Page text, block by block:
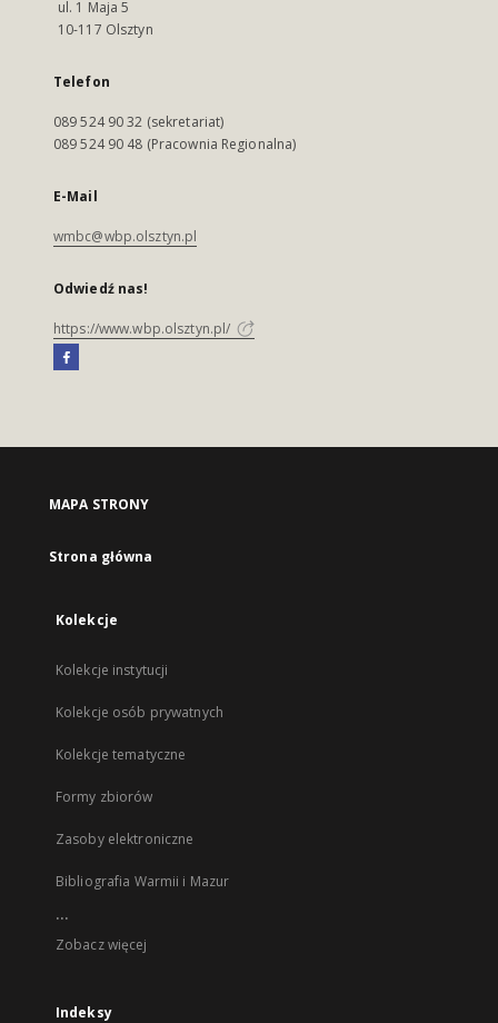
ul. 1 Maja 5
10-117 Olsztyn
Telefon
089 524 90 32 (sekretariat)
089 524 90 48 (Pracownia Regionalna)
E-Mail
wmbc@wbp.olsztyn.pl
Odwiedź nas!
https://www.wbp.olsztyn.pl/
MAPA STRONY
Strona główna
Kolekcje
Kolekcje instytucji
Kolekcje osób prywatnych
Kolekcje tematyczne
Formy zbiorów
Zasoby elektroniczne
Bibliografia Warmii i Mazur
...
Zobacz więcej
Indeksy